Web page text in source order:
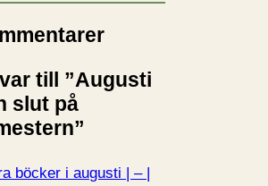
till ”Augusti
slut på
böcker i augusti | – |